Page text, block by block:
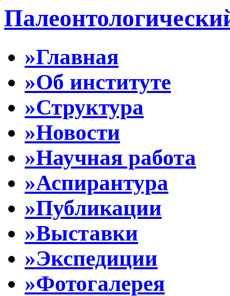
»Главная
»Об институте
»Структура
»Новости
»Научная работа
»Аспирантура
»Публикации
»Выставки
»Экспедиции
»Фотогалерея